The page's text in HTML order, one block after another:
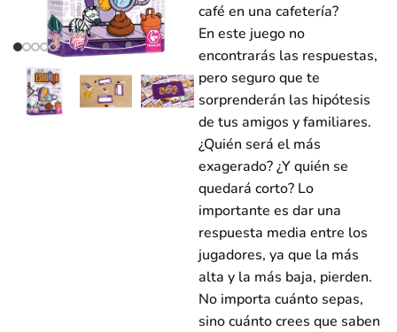
café en una cafetería?
En este juego no
encontrarás las respuestas,
pero seguro que te
sorprenderán las hipótesis
de tus amigos y familiares.
¿Quién será el más
exagerado? ¿Y quién se
quedará corto? Lo
importante es dar una
respuesta media entre los
jugadores, ya que la más
alta y la más baja, pierden.
No importa cuánto sepas,
sino cuánto crees que saben